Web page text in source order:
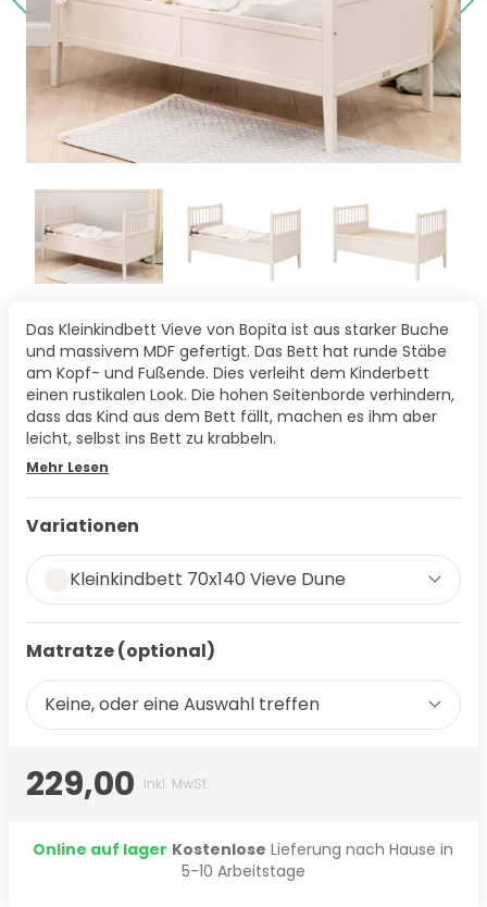
Das Kleinkindbett Vieve von Bopita ist aus starker Buche
und massivem MDF gefertigt. Das Bett hat runde Stäbe
am Kopf- und Fußende. Dies verleiht dem Kinderbett
einen rustikalen Look. Die hohen Seitenborde verhindern,
dass das Kind aus dem Bett fällt, machen es ihm aber
leicht, selbst ins Bett zu krabbeln.
Mehr Lesen
Variationen
Kleinkindbett 70x140 Vieve Dune
Matratze (optional)
Keine, oder eine Auswahl treffen
229,00 Inkl. MwSt.
Online auf lager Kostenlose Lieferung nach Hause in
5-10 Arbeitstage